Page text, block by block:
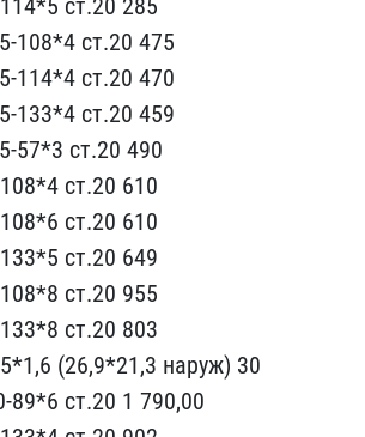
108*4 ст.20 475
114*4 ст.20 4​70
133*4​ ст.20 459
57*3 ст.20 490
ст.20 610
ст.2​0 610
ст.20 649
ст.20 955
ст.20 803
(26,​9*21,3 наруж) 30
89*6 ст.20 1 790​,00